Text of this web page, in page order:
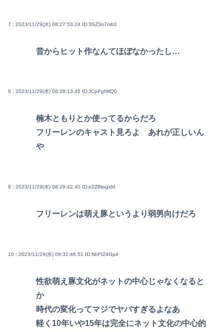
7 : 2023/11/29(水) 08:27:53.24 ID:3SZSs7mb0
昔からヒット作なんてほぼなかったし…
8 : 2023/11/29(水) 08:28:13.45 ID:JCpPgIWQ0
楠木ともりとか使ってるからだろ
フリーレンのキャスト見ろよ あれが正しいん
や
9 : 2023/11/29(水) 08:29:42.40 ID:e2ZlNwgsM
フリーレンは萌え豚というより弱男向けだろ
10 : 2023/11/29(水) 08:32:46.51 ID:NhFIZ4Gpd
性欲萌え豚文化がネットの中心じゃなくなると
か
時代の変化ってマジでヤバすぎるよなあ
軽く10年いや15年は完全にネット文化の中心的